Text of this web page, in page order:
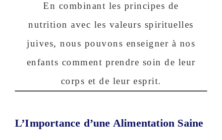
En combinant les principes de
nutrition avec les valeurs spirituelles
juives, nous pouvons enseigner à nos
enfants comment prendre soin de leur
corps et de leur esprit.
L’Importance d’une Alimentation Saine